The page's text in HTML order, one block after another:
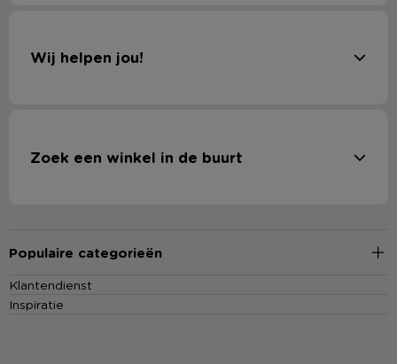
Wij helpen jou!
Zoek een winkel in de buurt
Populaire categorieën
Klantendienst
Inspiratie